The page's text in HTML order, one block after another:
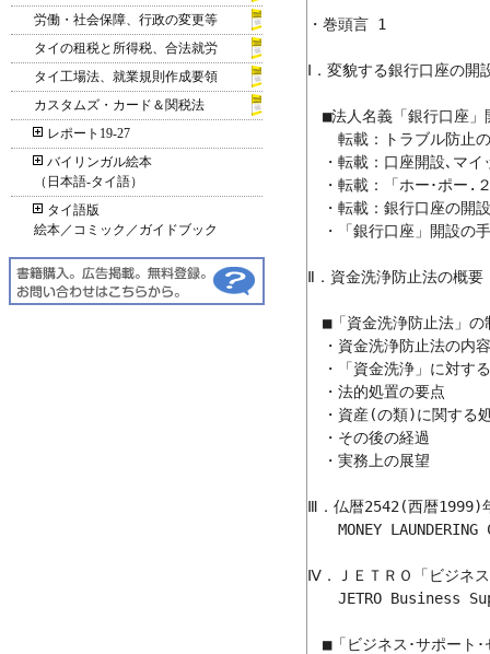
労働・社会保障、行政の変更等
タイの租税と所得税、合法就労
タイ工場法、就業規則作成要領
カスタムズ・カード＆関税法
レポート19-27
バイリンガル絵本
（日本語‐タイ語）
タイ語版
絵本／コミック／ガイドブック
・巻頭言	1
Ⅰ．変貌する銀行口座の
■法人名義「銀行口座」
転載：トラブル防止の
・転載：口座開設､マイ
・転載：「ホー･ポー.
・転載：銀行口座の開
・「銀行口座」開設の
Ⅱ．資金洗浄防止法の概要
■「資金洗浄防止法」の
・資金洗浄防止法の内
・「資金洗浄」に対す
・法的処置の要点
・資産(の類)に関する
・その後の経過
・実務上の展望
Ⅲ．仏暦2542(西暦1999)
MONEY LAUNDERING
Ⅳ．ＪＥＴＲＯ「ビジネ
JETRO Business
■「ビジネス･サポート･